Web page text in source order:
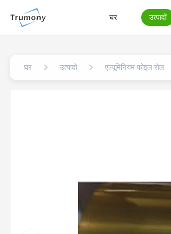
घर उत्पादों
घर उत्पादों एल्यूमिनियम फोइल रोल